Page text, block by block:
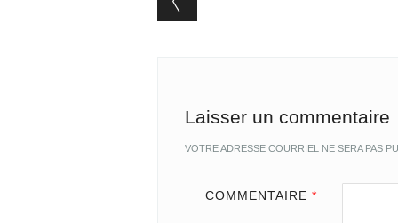
Post navigation
Laisser un commentaire
VOTRE ADRESSE COURRIEL NE SERA PAS
COMMENTAIRE *